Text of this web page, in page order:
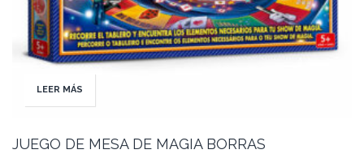
LEER MÁS
JUEGO DE MESA DE MAGIA BORRAS